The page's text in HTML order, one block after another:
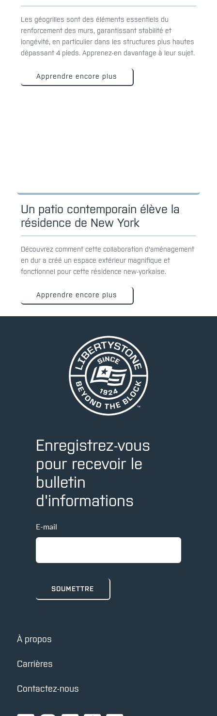
Les géogrilles sont des éléments essentiels du
renforcement des murs, garantissant stabilité et
longévité, en particulier dans les structures plus hautes
dépassant 4 pieds. Apprenez-en davantage à leur sujet.
Apprendre encore plus
Un patio contemporain élève la
résidence de New York
Découvrez comment cette collaboration d'aménagement
en dur a créé un espace extérieur magnifique et
fonctionnel pour cette résidence new-yorkaise.
Apprendre encore plus
Enregistrez-vous
pour recevoir le
bulletin
d'informations
E-mail
À propos
Carrières
Contactez-nous